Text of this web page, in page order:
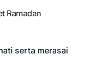
Ramadan
serta merasai